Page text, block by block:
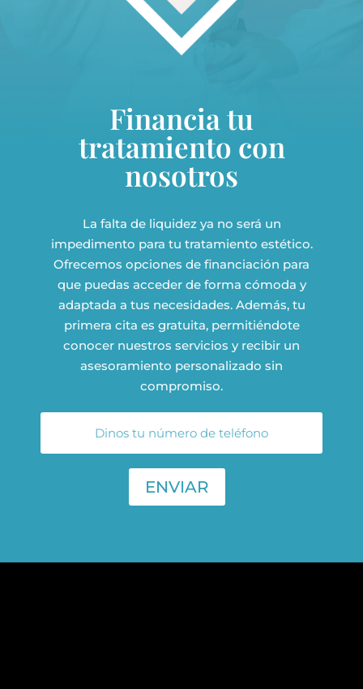
Financia tu
tratamiento con
nosotros
La falta de liquidez ya no será un
impedimento para tu tratamiento estético.
Ofrecemos opciones de financiación para
que puedas acceder de forma cómoda y
adaptada a tus necesidades. Además, tu
primera cita es gratuita, permitiéndote
conocer nuestros servicios y recibir un
asesoramiento personalizado sin
compromiso.
ENVIAR